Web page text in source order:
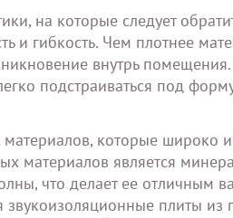
на которые следует
и гибкость. Чем плотнее
внутрь
подстраиваться под
материалов, которые
материалов является
что делает ее
плиты из